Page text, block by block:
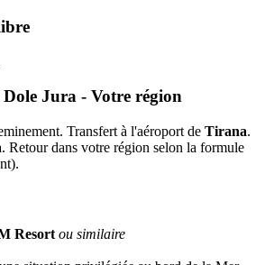
Jura - Votre région
Transfert à l'aéroport de Tirana.
. Retour dans votre région selon la formule
Resort ou similaire